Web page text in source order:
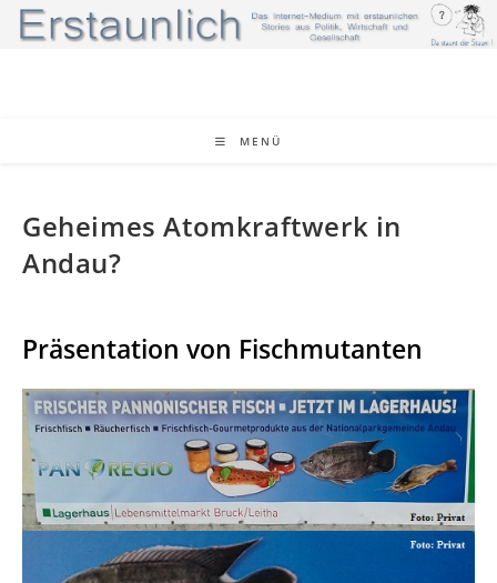
Zum
Inhalt
MENÜ
Geheimes Atomkraftwerk in
Andau?
Präsentation von Fischmutanten